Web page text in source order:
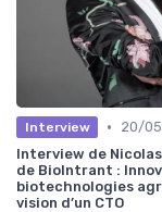
Interview •
20/
Interview de
de BioIntrant :
biotechnologies
vision d’un CTO